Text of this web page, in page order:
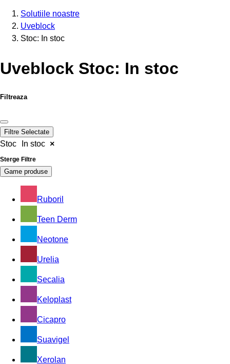
Solutiile noastre
Uveblock
Stoc: In stoc
Uveblock Stoc: In stoc
Filtreaza
Filtre Selectate
Stoc In stoc ×
Sterge Filtre
Game produse
Ruboril
Teen Derm
Neotone
Urelia
Secalia
Keloplast
Cicapro
Suavigel
Xerolan